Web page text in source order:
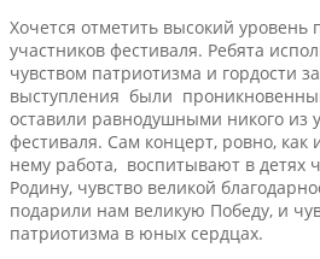
Хочется отметить высокий уровень
участников фестиваля. Ребята
чувством патриотизма и гордости
выступления были
оставили равнодушными никого из
фестиваля. Сам концерт, ровно, как
нему работа, воспитывают в детях
Родину, чувство великой
подарили нам великую Победу, и
патриотизма в юных сердцах.